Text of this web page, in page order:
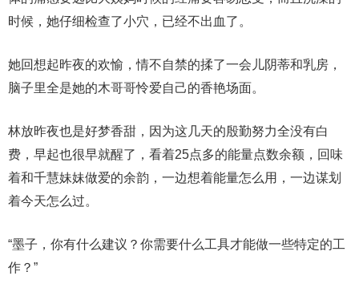
时候，她仔细检查了小穴，已经不出血了。
她回想起昨夜的欢愉，情不自禁的揉了一会儿阴蒂和乳房，
脑子里全是她的木哥哥怜爱自己的香艳场面。
林放昨夜也是好梦香甜，因为这几天的殷勤努力全没有白
费，早起也很早就醒了，看着25点多的能量点数余额，回味
着和千慧妹妹做爱的余韵，一边想着能量怎么用，一边谋划
着今天怎么过。
“墨子，你有什么建议？你需要什么工具才能做一些特定的工
作？”